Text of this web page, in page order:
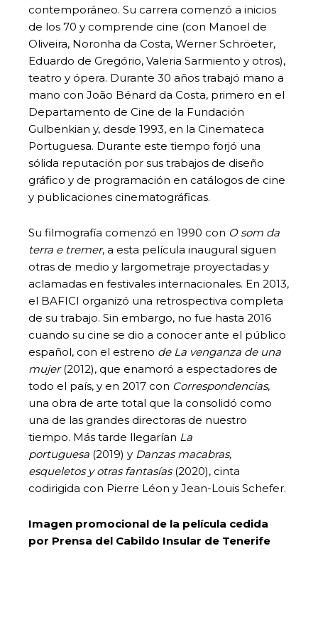
contemporáneo. Su carrera comenzó a inicios
de los 70 y comprende cine (con Manoel de
Oliveira, Noronha da Costa, Werner Schröeter,
Eduardo de Gregório, Valeria Sarmiento y otros),
teatro y ópera. Durante 30 años trabajó mano a
mano con João Bénard da Costa, primero en el
Departamento de Cine de la Fundación
Gulbenkian y, desde 1993, en la Cinemateca
Portuguesa. Durante este tiempo forjó una
sólida reputación por sus trabajos de diseño
gráfico y de programación en catálogos de cine
y publicaciones cinematográficas.
Su filmografía comenzó en 1990 con O som da
terra e tremer, a esta película inaugural siguen
otras de medio y largometraje proyectadas y
aclamadas en festivales internacionales. En 2013,
el BAFICI organizó una retrospectiva completa
de su trabajo. Sin embargo, no fue hasta 2016
cuando su cine se dio a conocer ante el público
español, con el estreno de La venganza de una
mujer(2012), que enamoró a espectadores de
todo el país, y en 2017 con Correspondencias,
una obra de arte total que la consolidó como
una de las grandes directoras de nuestro
tiempo. Más tarde llegarían La
portuguesa (2019) y Danzas macabras,
esqueletos y otras fantasías(2020), cinta
codirigida con Pierre Léon y Jean-Louis Schefer.
Imagen promocional de la película cedida
por Prensa del Cabildo Insular de Tenerife